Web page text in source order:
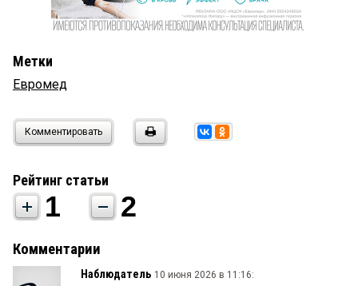
Метки
Евромед
Комментировать
Рейтинг статьи
1 2
Комментарии
Наблюдатель 10 июня 2026 в 11:16: